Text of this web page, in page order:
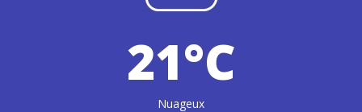
21°C
Nuageux